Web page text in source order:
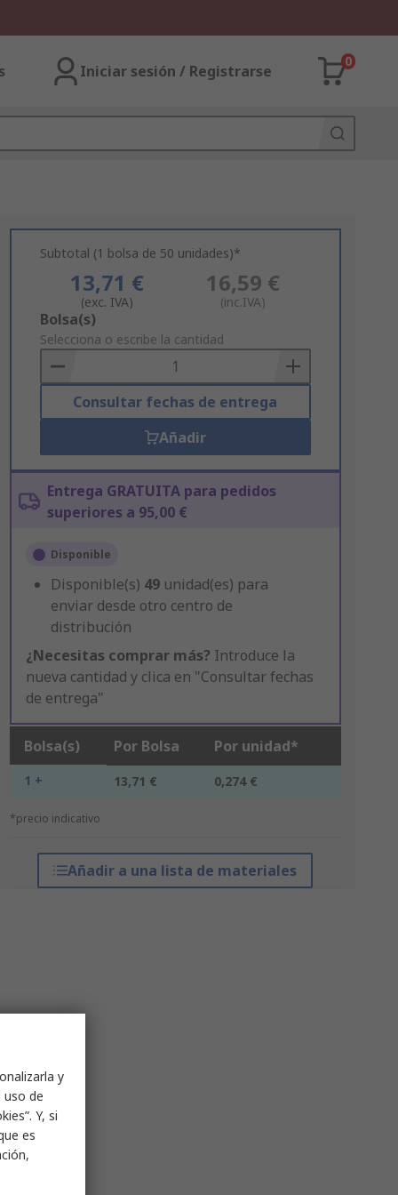
Iniciar sesión / Registrarse
0
Subtotal (1 bolsa de 50 unidades)*
13,71 €
(exc. IVA)
16,59 €
(inc.IVA)
Add
to
Basket
Bolsa(s)
Selecciona o escribe la cantidad
Consultar fechas de entrega
Añadir
Entrega GRATUITA para pedidos
superiores a 95,00 €
Disponible
Disponible(s) 49 unidad(es) para
enviar desde otro centro de
distribución
¿Necesitas comprar más? Introduce la
nueva cantidad y clica en "Consultar fechas
de entrega"
Bolsa(s) Por Bolsa Por unidad*
1 + 13,71 € 0,274 €
*precio indicativo
Añadir a una lista de materiales
y
uso de
Y, si
es